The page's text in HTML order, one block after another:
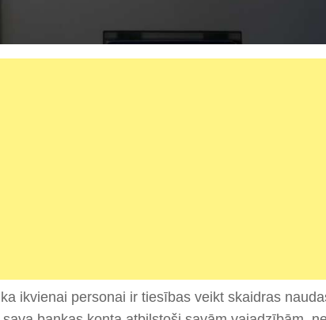
ikvienai personai ir tiesības veikt skaidras